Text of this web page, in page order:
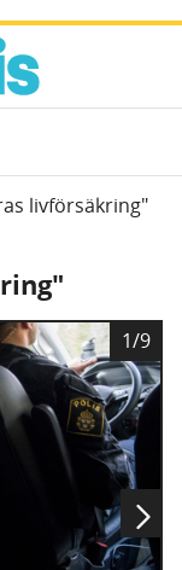
livförsäkring"
B
i
l
d
1/9